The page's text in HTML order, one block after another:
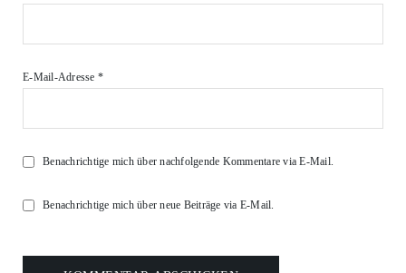
E-Mail-Adresse *
Benachrichtige mich über nachfolgende Kommentare via E-Mail.
Benachrichtige mich über neue Beiträge via E-Mail.